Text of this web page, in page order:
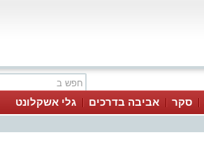
סקר אביבה בדרכים גלי אשקלונט